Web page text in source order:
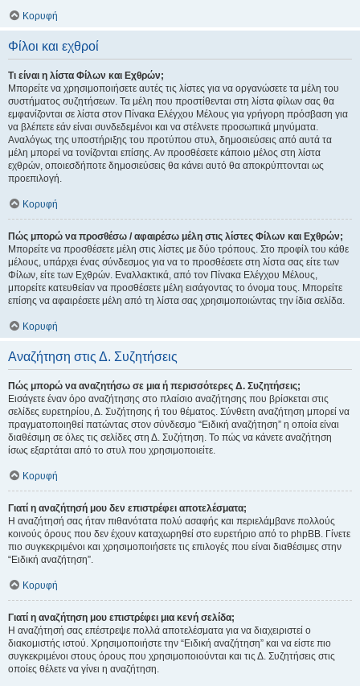
Κορυφή
Φίλοι και εχθροί
Τι είναι η λίστα Φίλων και Εχθρών;
Μπορείτε να χρησιμοποιήσετε αυτές τις λίστες για να οργανώσετε τα μέλη του
συστήματος συζητήσεων. Τα μέλη που προστίθενται στη λίστα φίλων σας θα
εμφανίζονται σε λίστα στον Πίνακα Ελέγχου Μέλους για γρήγορη πρόσβαση για
να βλέπετε εάν είναι συνδεδεμένοι και να στέλνετε προσωπικά μηνύματα.
Αναλόγως της υποστήριξης του προτύπου στυλ, δημοσιεύσεις από αυτά τα
μέλη μπορεί να τονίζονται επίσης. Αν προσθέσετε κάποιο μέλος στη λίστα
εχθρών, οποιεσδήποτε δημοσιεύσεις θα κάνει αυτό θα αποκρύπτονται ως
προεπιλογή.
Κορυφή
Πώς μπορώ να προσθέσω / αφαιρέσω μέλη στις λίστες Φίλων και Εχθρών;
Μπορείτε να προσθέσετε μέλη στις λίστες με δύο τρόπους. Στο προφίλ του κάθε
μέλους, υπάρχει ένας σύνδεσμος για να το προσθέσετε στη λίστα σας είτε των
Φίλων, είτε των Εχθρών. Εναλλακτικά, από τον Πίνακα Ελέγχου Μέλους,
μπορείτε κατευθείαν να προσθέσετε μέλη εισάγοντας το όνομα τους. Μπορείτε
επίσης να αφαιρέσετε μέλη από τη λίστα σας χρησιμοποιώντας την ίδια σελίδα.
Κορυφή
Αναζήτηση στις Δ. Συζητήσεις
Πώς μπορώ να αναζητήσω σε μια ή περισσότερες Δ. Συζητήσεις;
Εισάγετε έναν όρο αναζήτησης στο πλαίσιο αναζήτησης που βρίσκεται στις
σελίδες ευρετηρίου, Δ. Συζήτησης ή του θέματος. Σύνθετη αναζήτηση μπορεί να
πραγματοποιηθεί πατώντας στον σύνδεσμο “Ειδική αναζήτηση” η οποία είναι
διαθέσιμη σε όλες τις σελίδες στη Δ. Συζήτηση. Το πώς να κάνετε αναζήτηση
ίσως εξαρτάται από το στυλ που χρησιμοποιείτε.
Κορυφή
Γιατί η αναζήτησή μου δεν επιστρέφει αποτελέσματα;
Η αναζήτησή σας ήταν πιθανότατα πολύ ασαφής και περιελάμβανε πολλούς
κοινούς όρους που δεν έχουν καταχωρηθεί στο ευρετήριο από το phpBB. Γίνετε
πιο συγκεκριμένοι και χρησιμοποιήσετε τις επιλογές που είναι διαθέσιμες στην
“Ειδική αναζήτηση”.
Κορυφή
Γιατί η αναζήτηση μου επιστρέφει μια κενή σελίδα;
Η αναζήτησή σας επέστρεψε πολλά αποτελέσματα για να διαχειριστεί ο
διακομιστής ιστού. Χρησιμοποιήστε την “Ειδική αναζήτηση” και να είστε πιο
συγκεκριμένοι στους όρους που χρησιμοποιούνται και τις Δ. Συζητήσεις στις
οποίες θέλετε να γίνει η αναζήτηση.